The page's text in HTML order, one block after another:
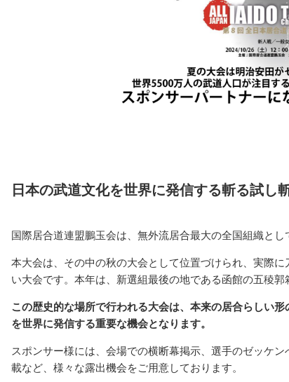
日本の武道文化を世界に発信する斬る試し
国際居合道連盟鵬玉会は、無外流居合最大の全国組織とし
本大会は、その中の秋の大会として位置づけられ、実際
い大会です。本年は、新選組最後の地である函館の五稜郭
この歴史的な場所で行われる大会は、本来の居合らしい
を世界に発信する重要な機会となります。
スポンサー様には、会場での横断幕掲示、選手のゼッケ
載など、様々な露出機会をご用意しております。